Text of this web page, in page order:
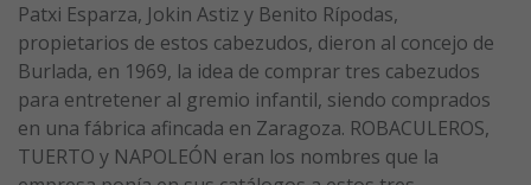
Patxi Esparza, Jokin Astiz y Benito Rípodas,
propietarios de estos cabezudos, dieron al concejo de
Burlada, en 1969, la idea de comprar tres cabezudos
para entretener al gremio infantil, siendo comprados
en una fábrica afincada en Zaragoza. ROBACULEROS,
TUERTO y NAPOLEÓN eran los nombres que la